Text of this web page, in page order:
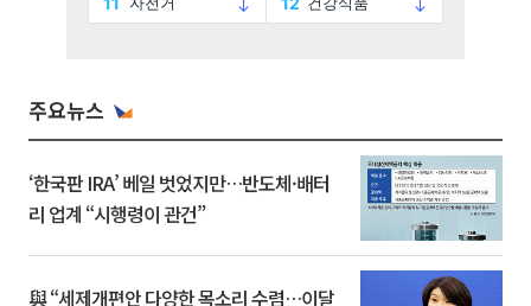
주요뉴스
‘한국판 IRA’ 베일 벗었지만…반도체·배터
리 업계 “시행령이 관건”
與 “세제개편안 다양한 목소리 수렴…이달